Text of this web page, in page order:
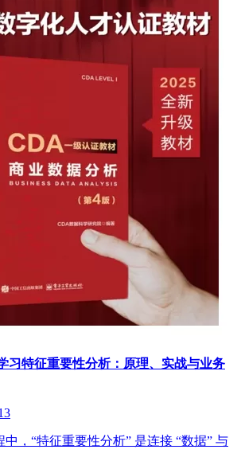
习特征重要性分析：原理、实战与业务
，“特征重要性分析” 是连接 “数据” 与